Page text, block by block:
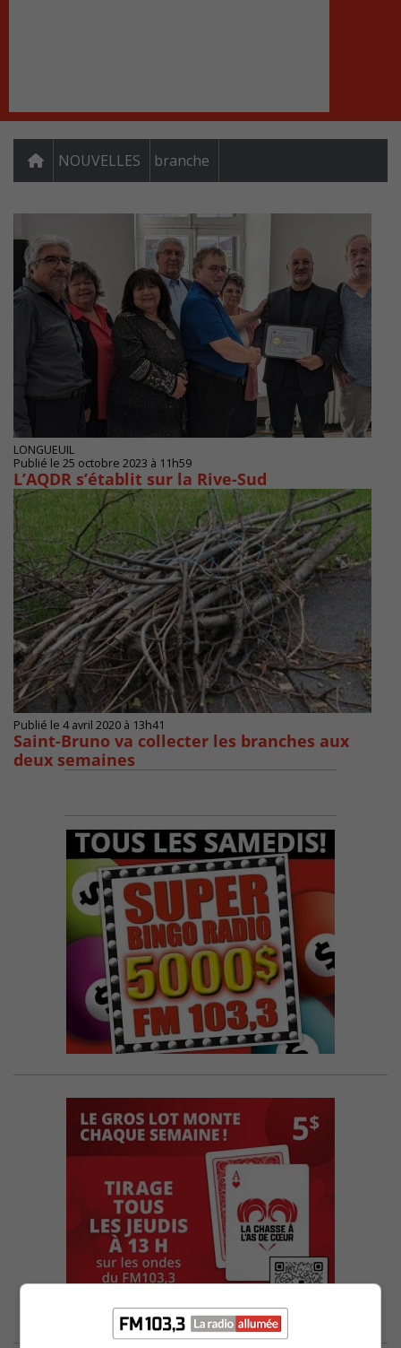
NOUVELLES branche
LONGUEUIL
Publié le 25 octobre 2023 à 11h59
L’AQDR s’établit sur la Rive-Sud
Publié le 4 avril 2020 à 13h41
Saint-Bruno va collecter les branches aux
deux semaines